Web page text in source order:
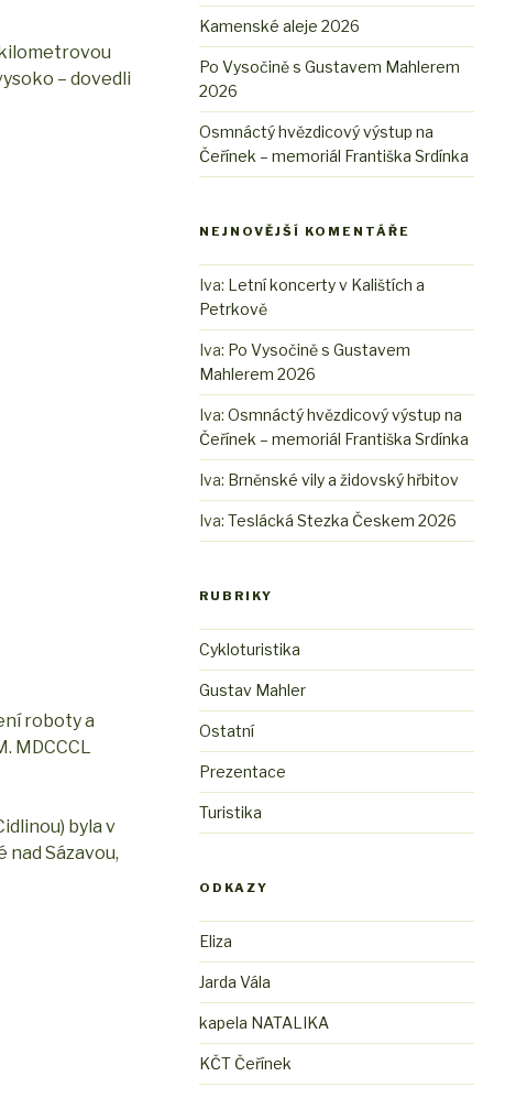
– dovedli
roboty a
MDCCCL
byla v
Sázavou,
Kamenské aleje 2026
Po Vysočině s Gustavem Mahlerem
2026
Osmnáctý hvězdicový výstup na
Čeřínek – memoriál Františka Srdínka
NEJNOVĚJŠÍ KOMENTÁŘE
Iva: Letní koncerty v Kalištích a
Petrkově
Iva: Po Vysočině s Gustavem
Mahlerem 2026
Iva:Osmnáctý hvězdicový výstup na
Čeřínek – memoriál Františka Srdínka
Iva: Brněnské vily a židovský hřbitov
Iva:Teslácká Stezka Českem 2026
RUBRIKY
Cykloturistika
Gustav Mahler
Ostatní
Prezentace
Turistika
ODKAZY
Eliza
Jarda Vála
kapela NATALIKA
KČT Čeřínek